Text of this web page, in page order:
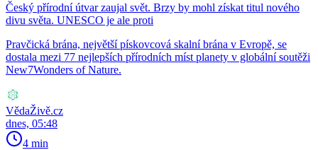
Český přírodní útvar zaujal svět. Brzy by mohl získat titul nového
divu světa. UNESCO je ale proti
Pravčická brána, největší pískovcová skalní brána v Evropě, se
dostala mezi 77 nejlepších přírodních míst planety v globální soutěži
New7Wonders of Nature.
VědaŽivě.cz
dnes, 05:48
4 min